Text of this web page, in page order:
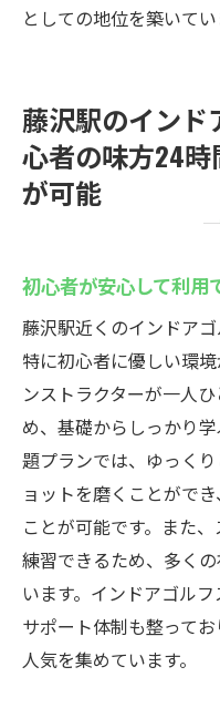
としての地位を築いてい
藤沢駅のインド
心者の味方24
が可能
初心者が安心して利用
藤沢駅近くのインドア
特に初心者に優しい環
ンストラクターが一人
め、基礎からしっかり
題プランでは、ゆっく
ョットを磨くことがで
ことが可能です。また
練習できるため、多く
います。インドアゴル
サポート体制も整って
人気を集めています。